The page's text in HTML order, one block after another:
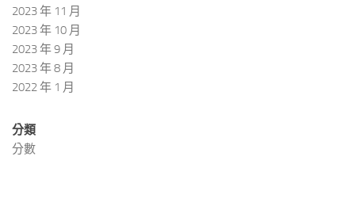
2023 年 11 月
2023 年 10 月
2023 年 9 月
2023 年 8 月
2022 年 1 月
分類
分數